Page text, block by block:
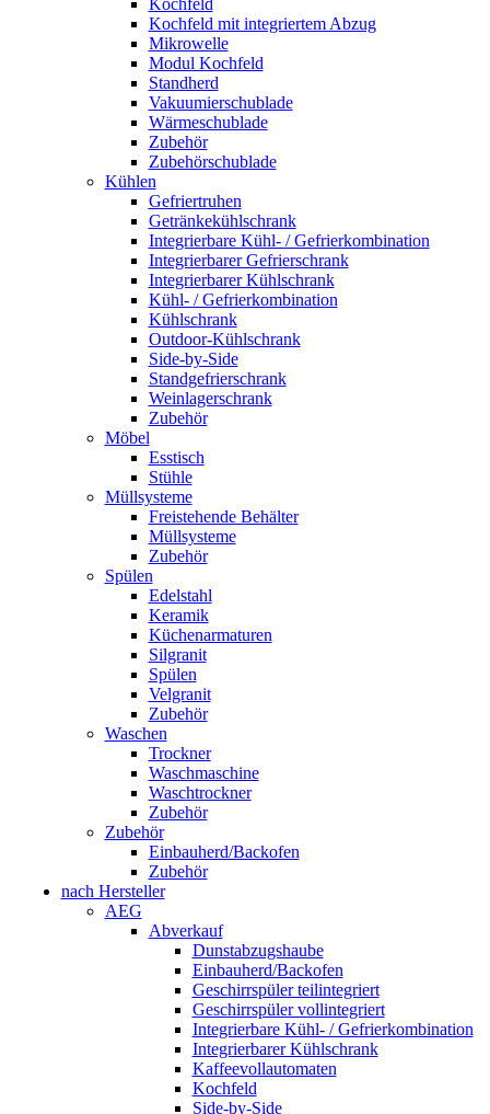
Kochfeld
Kochfeld mit integriertem Abzug
Mikrowelle
Modul Kochfeld
Standherd
Vakuumierschublade
Wärmeschublade
Zubehör
Zubehörschublade
Kühlen
Gefriertruhen
Getränkekühlschrank
Integrierbare Kühl- / Gefrierkombination
Integrierbarer Gefrierschrank
Integrierbarer Kühlschrank
Kühl- / Gefrierkombination
Kühlschrank
Outdoor-Kühlschrank
Side-by-Side
Standgefrierschrank
Weinlagerschrank
Zubehör
Möbel
Esstisch
Stühle
Müllsysteme
Freistehende Behälter
Müllsysteme
Zubehör
Spülen
Edelstahl
Keramik
Küchenarmaturen
Silgranit
Spülen
Velgranit
Zubehör
Waschen
Trockner
Waschmaschine
Waschtrockner
Zubehör
Zubehör
Einbauherd/Backofen
Zubehör
nach Hersteller
AEG
Abverkauf
Dunstabzugshaube
Einbauherd/Backofen
Geschirrspüler teilintegriert
Geschirrspüler vollintegriert
Integrierbare Kühl- / Gefrierkombination
Integrierbarer Kühlschrank
Kaffeevollautomaten
Kochfeld
Side-by-Side